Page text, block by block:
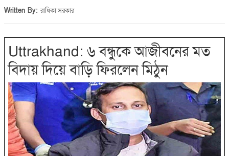
Written By:রাধিকা সরকার
Uttrakhand: ৬ বন্ধুকে আজীবনের মত
বিদায় দিয়ে বাড়ি ফিরলেন মিঠুন